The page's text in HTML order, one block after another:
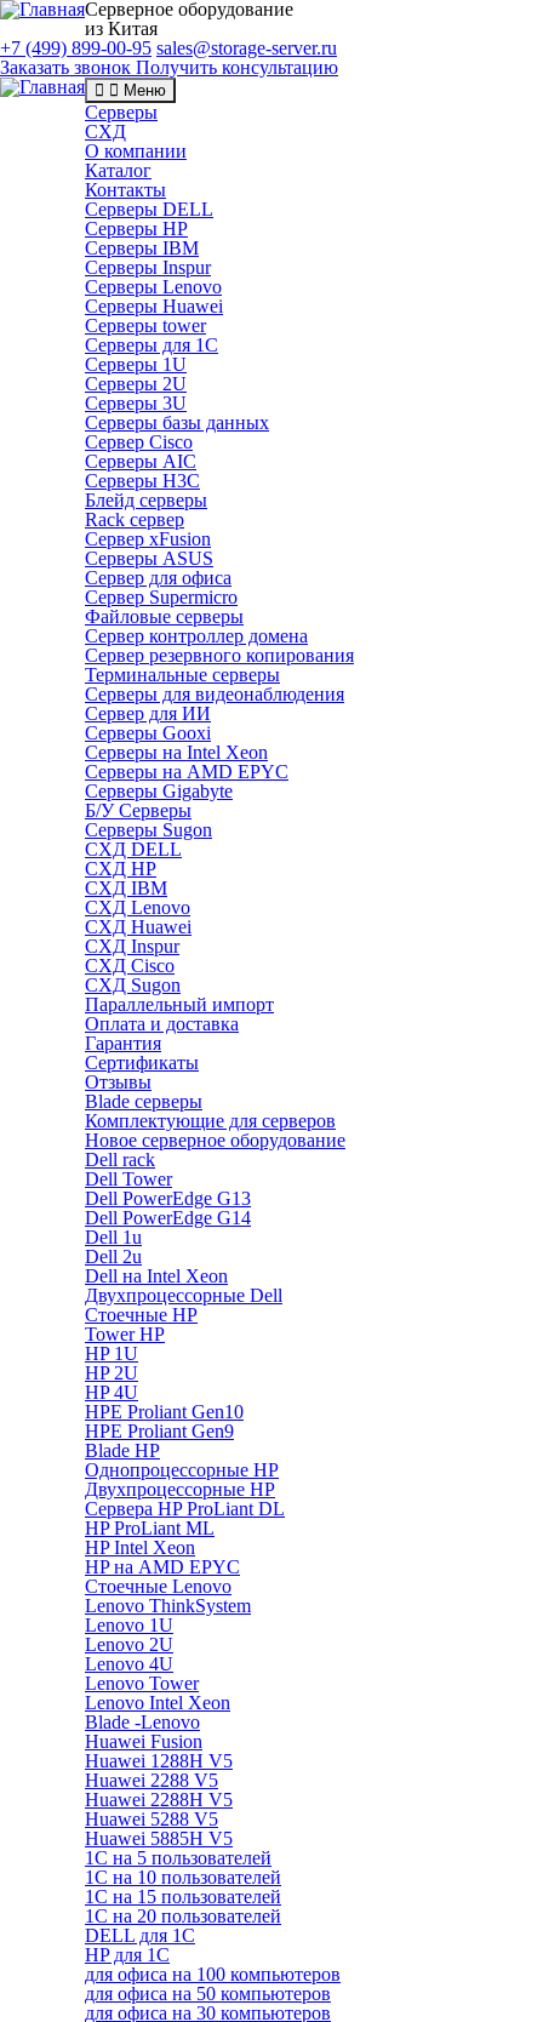
Серверное оборудование
из Китая
+7 (499) 899-00-95 sales@storage-server.ru
Заказать звонок Получить консультацию
Меню
Серверы
СХД
О компании
Каталог
Контакты
Серверы DELL
Серверы HP
Серверы IBM
Серверы Inspur
Серверы Lenovo
Серверы Huawei
Серверы tower
Серверы для 1C
Серверы 1U
Серверы 2U
Серверы 3U
Серверы базы данных
Сервер Cisco
Серверы AIC
Серверы H3C
Блейд серверы
Rack сервер
Сервер xFusion
Серверы ASUS
Сервер для офиса
Сервер Supermicro
Файловые серверы
Сервер контроллер домена
Сервер резервного копирования
Терминальные серверы
Серверы для видеонаблюдения
Сервер для ИИ
Серверы Gooxi
Серверы на Intel Xeon
Серверы на AMD EPYC
Серверы Gigabyte
Б/У Серверы
Серверы Sugon
СХД DELL
СХД HP
СХД IBM
СХД Lenovo
СХД Huawei
СХД Inspur
СХД Cisco
СХД Sugon
Параллельный импорт
Оплата и доставка
Гарантия
Сертификаты
Отзывы
Blade серверы
Комплектующие для серверов
Новое серверное оборудование
Dell rack
Dell Tower
Dell PowerEdge G13
Dell PowerEdge G14
Dell 1u
Dell 2u
Dell на Intel Xeon
Двухпроцессорные Dell
Стоечные HP
Tower HP
HP 1U
HP 2U
HP 4U
HPE Proliant Gen10
HPE Proliant Gen9
Blade HP
Однопроцессорные HP
Двухпроцессорные HP
Сервера HP ProLiant DL
HP ProLiant ML
HP Intel Xeon
HP на AMD EPYC
Стоечные Lenovo
Lenovo ThinkSystem
Lenovo 1U
Lenovo 2U
Lenovo 4U
Lenovo Tower
Lenovo Intel Xeon
Blade -Lenovo
Huawei Fusion
Huawei 1288H V5
Huawei 2288 V5
Huawei 2288H V5
Huawei 5288 V5
Huawei 5885H V5
1С на 5 пользователей
1С на 10 пользователей
1С на 15 пользователей
1С на 20 пользователей
DELL для 1С
HP для 1С
для офиса на 100 компьютеров
для офиса на 50 компьютеров
для офиса на 30 компьютеров